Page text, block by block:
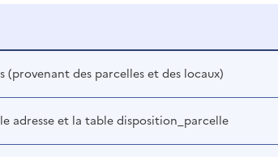
(provenant des parcelles et des locaux)
adresse et la table disposition_parcelle